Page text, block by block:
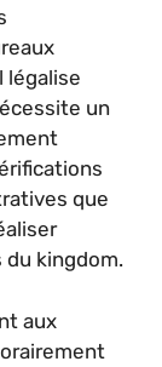
légalise
un
que
kingdom.
aux